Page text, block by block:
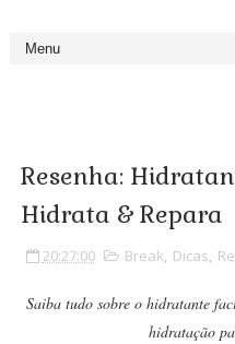
Resenha:
Hidrata & Repara
20:27:00 Break, Dicas,
Saiba tudo sobre o hidratante
hidratação